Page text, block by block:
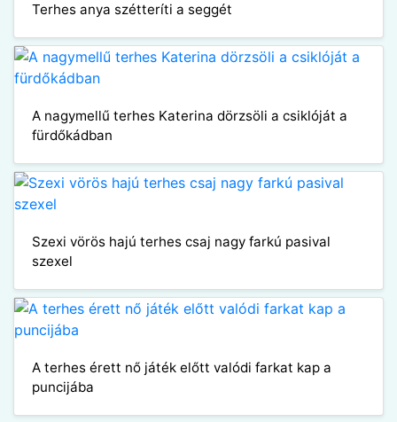
Terhes anya szétteríti a seggét
A nagymellű terhes Katerina dörzsöli a csiklóját a
fürdőkádban
Szexi vörös hajú terhes csaj nagy farkú pasival
szexel
A terhes érett nő játék előtt valódi farkat kap a
puncijába